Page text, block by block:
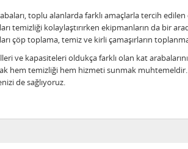
toplu alanlarda farklı amaçlarla tercih
temizliği kolaylaştırırken ekipmanların da bir
çöp toplama, temiz ve kirli çamaşırların
ve kapasiteleri oldukça farklı olan kat
hem temizliği hem hizmeti sunmak muhtemeldir.
de sağlıyoruz.